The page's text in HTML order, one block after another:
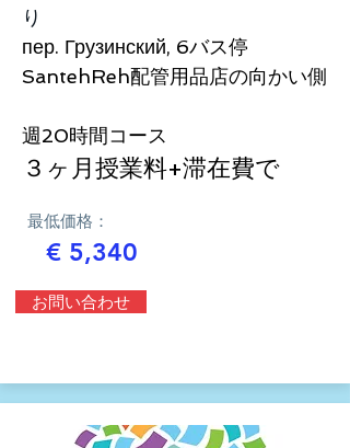
り
пер. Грузинский, 6バス停
SantehReh配管用品店の向かい側
​週20時間コース
３ヶ月授業料+滞在費で
最低価格：
€ 5,340
お問い合わせ